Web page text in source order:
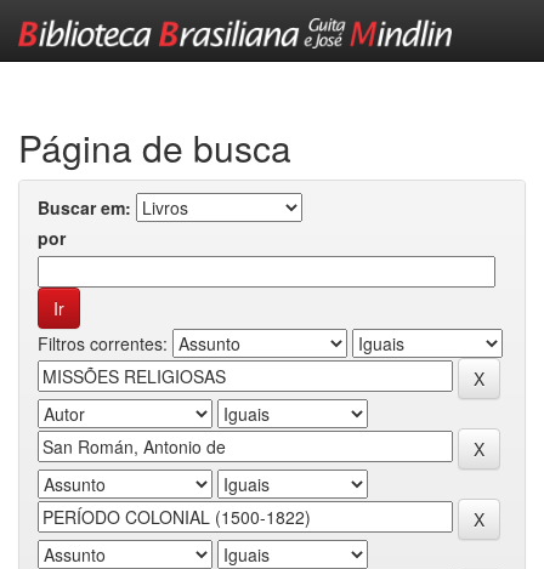
Página de busca
Buscar em:
por
Filtros correntes: